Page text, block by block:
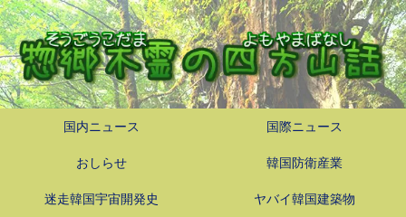
国内ニュース 国際ニュース
おしらせ 韓国防衛産業
迷走韓国宇宙開発史 ヤバイ韓国建築物